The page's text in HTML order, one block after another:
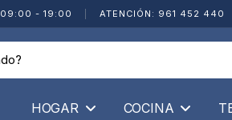
09:00 - 19:00 ATENCIÓN: 961 452 440
HOGAR COCINA